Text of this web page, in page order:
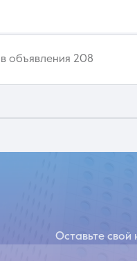
объявления 208
Оставьте